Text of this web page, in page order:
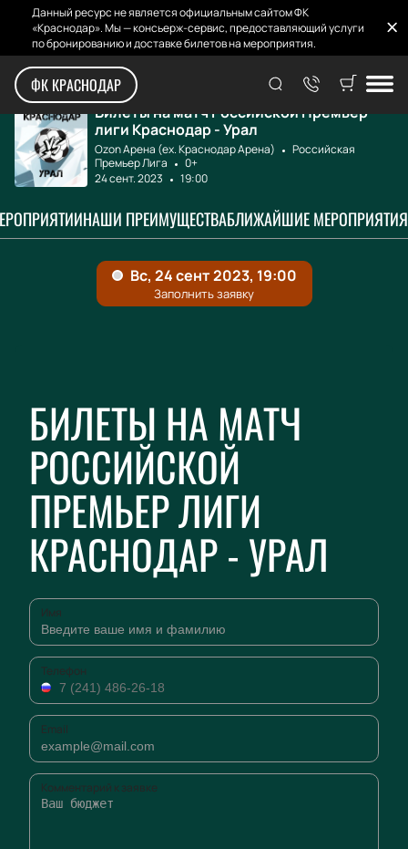
Данный ресурс не является официальным сайтом ФК
«Краснодар». Мы — консьерж-сервис, предоставляющий услуги
по бронированию и доставке билетов на мероприятия.
ФК КРАСНОДАР
Главная Афиша и билеты Краснодар - Урал
Билеты на матч Российской Премьер
лиги Краснодар - Урал
Ozon Арена (ex. Краснодар Арена)
Российская
Премьер Лига
0+
24 сент. 2023
19:00
НАШИ ПРЕИМУЩЕСТВАБЛИЖАЙШИЕ МЕРОПРИЯТИЯ
БИЛЕТЫ НА МАТЧ
РОССИЙСКОЙ
ПРЕМЬЕР ЛИГИ
КРАСНОДАР - УРАЛ
Имя
Телефон
Email
Комментарий к заявке